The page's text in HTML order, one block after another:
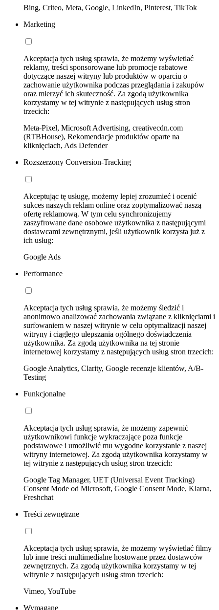
Bing, Criteo, Meta, Google, LinkedIn, Pinterest, TikTok
Marketing
Akceptacja tych usług sprawia, że możemy wyświetlać
reklamy, treści sponsorowane lub promocje rabatowe
dotyczące naszej witryny lub produktów w oparciu o
zachowanie użytkownika podczas przeglądania i zakupów
oraz mierzyć ich skuteczność. Za zgodą użytkownika
korzystamy w tej witrynie z następujących usług stron
trzecich:
Meta-Pixel, Microsoft Advertising, creativecdn.com
(RTBHouse), Rekomendacje produktów oparte na
kliknięciach, Ads Defender
Rozszerzony Conversion-Tracking
Akceptując tę usługę, możemy lepiej zrozumieć i ocenić
sukces naszych reklam online oraz zoptymalizować naszą
ofertę reklamową. W tym celu synchronizujemy
zaszyfrowane dane osobowe użytkownika z następującymi
dostawcami zewnętrznymi, jeśli użytkownik korzysta już z
ich usług:
Google Ads
Performance
Akceptacja tych usług sprawia, że możemy śledzić i
anonimowo analizować zachowania związane z kliknięciami i
surfowaniem w naszej witrynie w celu optymalizacji naszej
witryny i ciągłego ulepszania ogólnego doświadczenia
użytkownika. Za zgodą użytkownika na tej stronie
internetowej korzystamy z następujących usług stron trzecich:
Google Analytics, Clarity, Google recenzje klientów, A/B-
Testing
Funkcjonalne
Akceptacja tych usług sprawia, że możemy zapewnić
użytkownikowi funkcje wykraczające poza funkcje
podstawowe i umożliwić mu wygodne korzystanie z naszej
witryny internetowej. Za zgodą użytkownika korzystamy w
tej witrynie z następujących usług stron trzecich:
Google Tag Manager, UET (Universal Event Tracking)
Consent Mode od Microsoft, Google Consent Mode, Klarna,
Freshchat
Treści zewnętrzne
Akceptacja tych usług sprawia, że możemy wyświetlać filmy
lub inne treści multimedialne hostowane przez dostawców
zewnętrznych. Za zgodą użytkownika korzystamy w tej
witrynie z następujących usług stron trzecich:
Vimeo, YouTube
Wymagane